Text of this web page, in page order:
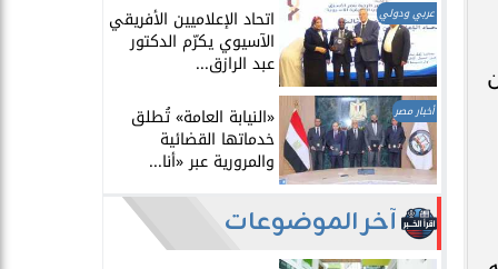
عربي ودولي اتحاد الإعلاميين الأفريقي
الآسيوي يكرّم الدكتور
عبد الرازق...
أخبار مصر ​«النيابة العامة» تُطلق
خدماتها القضائية
والمرورية عبر «أنا...
آخر الموضوعات